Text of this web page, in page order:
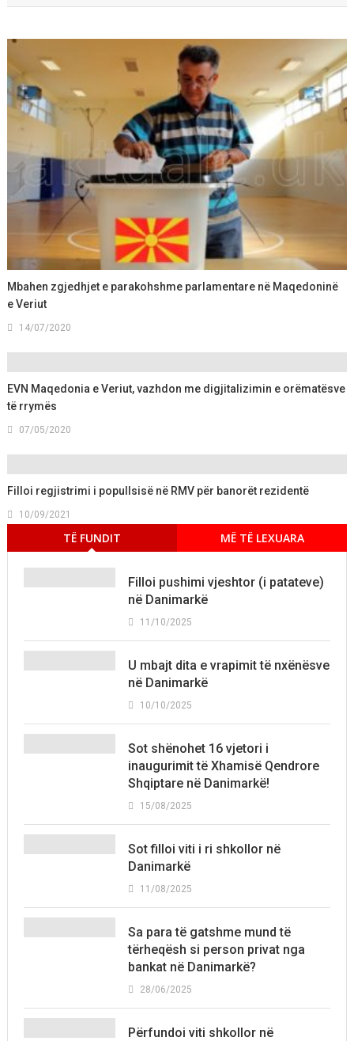
Mbahen zgjedhjet e parakohshme parlamentare në Maqedoninë
e Veriut
14/07/2020
EVN Maqedonia e Veriut, vazhdon me digjitalizimin e orëmatësve
të rrymës
07/05/2020
Filloi regjistrimi i popullsisë në RMV për banorët rezidentë
10/09/2021
TË FUNDIT MË TË LEXUARA
Filloi pushimi vjeshtor (i patateve)
në Danimarkë
11/10/2025
U mbajt dita e vrapimit të nxënësve
në Danimarkë
10/10/2025
Sot shënohet 16 vjetori i
inaugurimit të Xhamisë Qendrore
Shqiptare në Danimarkë!
15/08/2025
Sot filloi viti i ri shkollor në
Danimarkë
11/08/2025
Sa para të gatshme mund të
tërheqësh si person privat nga
bankat në Danimarkë?
28/06/2025
Përfundoi viti shkollor në